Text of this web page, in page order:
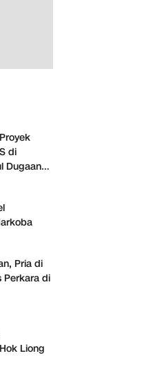
di
Dugaan
Pria di
Perkara di
Liong